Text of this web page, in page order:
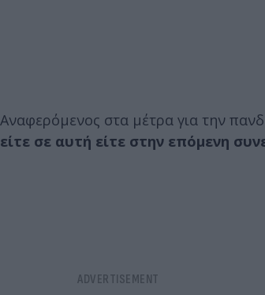
Αναφερόμενος στα μέτρα για την
είτε σε αυτή είτε στην επόμενη